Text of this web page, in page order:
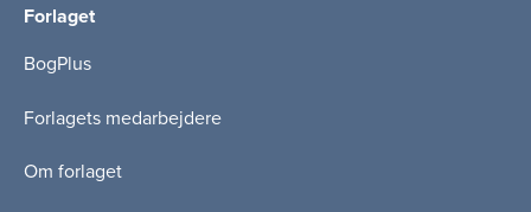
Forlaget
BogPlus
Forlagets medarbejdere
Om forlaget